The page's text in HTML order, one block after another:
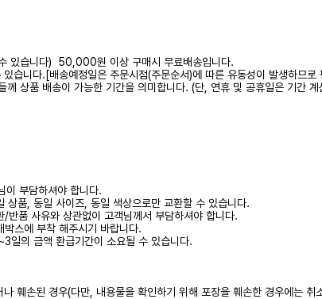
있습니다) 50,000원 이상 구매시 무료배송입니다.
니다.[배송예정일은 주문시점(주문순서)에 따른 유동성이 발생하므로
상품 배송이 가능한 기간을 의미합니다. (단, 연휴 및 공휴일은 기간
이 부담하셔야 합니다.
품, 동일 사이즈, 동일 색상으로만 교환할 수 있습니다.
품 사유와 상관없이 고객님께서 부담하셔야 합니다.
스에 부착 해주시기 바랍니다.
일의 금액 환급기간이 소요될 수 있습니다.
훼손된 경우(다만, 내용물을 확인하기 위해 포장을 훼손한 경우에는 취